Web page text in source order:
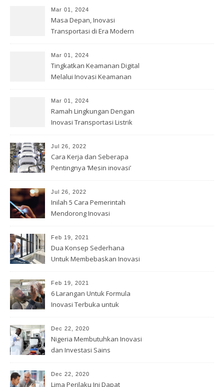
Mar 01, 2024
Masa Depan, Inovasi
Transportasi di Era Modern
Mar 01, 2024
Tingkatkan Keamanan Digital
Melalui Inovasi Keamanan
Mar 01, 2024
Ramah Lingkungan Dengan
Inovasi Transportasi Listrik
Jul 26, 2022
Cara Kerja dan Seberapa
Pentingnya ‘Mesin inovasi’
Jul 26, 2022
Inilah 5 Cara Pemerintah
Mendorong Inovasi
Feb 19, 2021
Dua Konsep Sederhana
Untuk Membebaskan Inovasi
Feb 19, 2021
6 Larangan Untuk Formula
Inovasi Terbuka untuk
Dec 22, 2020
Nigeria Membutuhkan Inovasi
dan Investasi Sains
Dec 22, 2020
Lima Perilaku Ini Dapat